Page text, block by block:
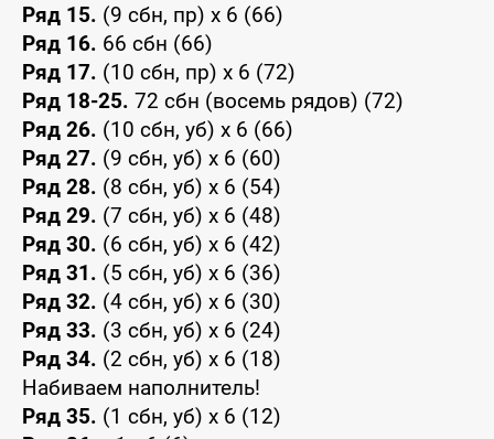
Ряд 15. (9 сбн, пр) x 6 (66)
Ряд 16. 66 сбн (66)
Ряд 17. (10 сбн, пр) x 6 (72)
Ряд 18-25. 72 сбн (восемь рядов) (72)
Ряд 26. (10 сбн, уб) x 6 (66)
Ряд 27. (9 сбн, уб) x 6 (60)
Ряд 28. (8 сбн, уб) x 6 (54)
Ряд 29. (7 сбн, уб) x 6 (48)
Ряд 30. (6 сбн, уб) x 6 (42)
Ряд 31. (5 сбн, уб) x 6 (36)
Ряд 32. (4 сбн, уб) x 6 (30)
Ряд 33. (3 сбн, уб) x 6 (24)
Ряд 34. (2 сбн, уб) x 6 (18)
Набиваем наполнитель!
Ряд 35. (1 сбн, уб) x 6 (12)